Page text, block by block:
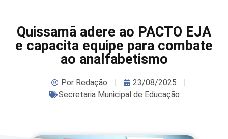
Quissamã adere ao PACTO EJA
e capacita equipe para combate
ao analfabetismo
PorRedação
23/08/2025
Secretaria Municipal de Educação